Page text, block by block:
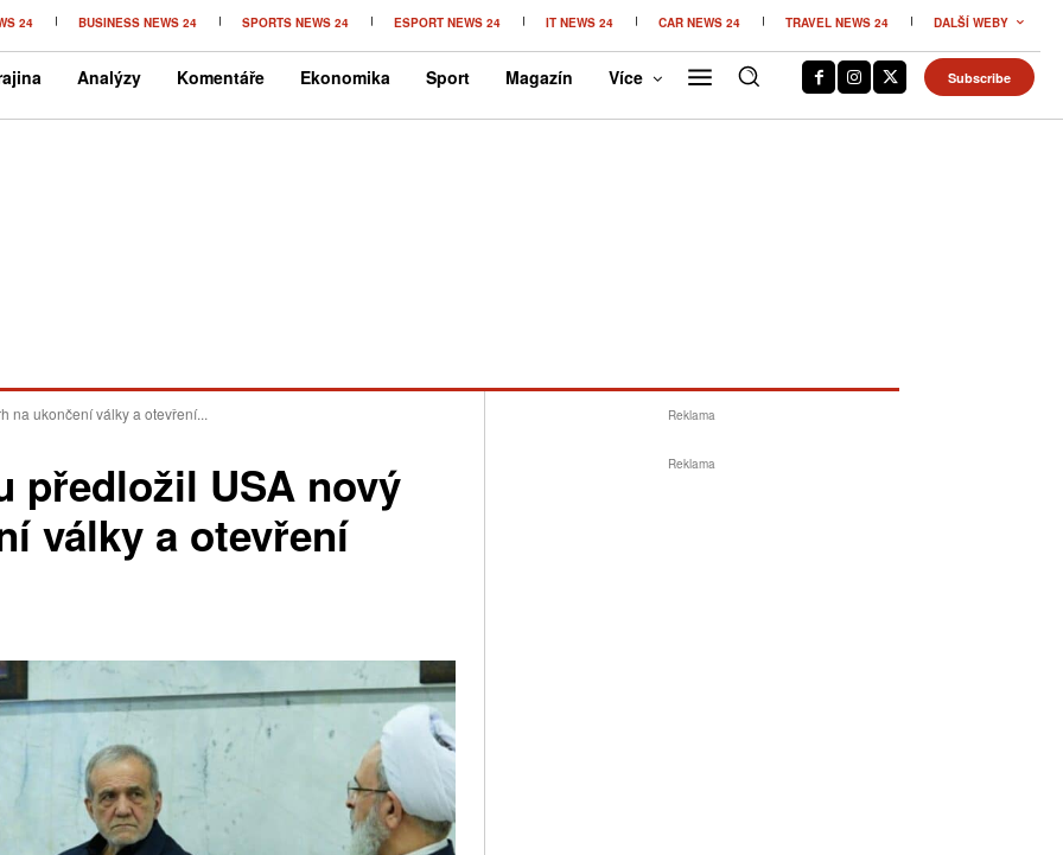
24 BUSINESS NEWS 24 SPORTS NEWS 24 ESPORT NEWS 24 IT NEWS 24 CAR NEWS 24 TRAVEL NEWS 24 DALŠÍ WEBY
Analýzy Komentáře Ekonomika Sport Magazín Více Subscribe
na ukončení války a otevření...
předložil USA nový
války a otevření
Reklama
Reklama